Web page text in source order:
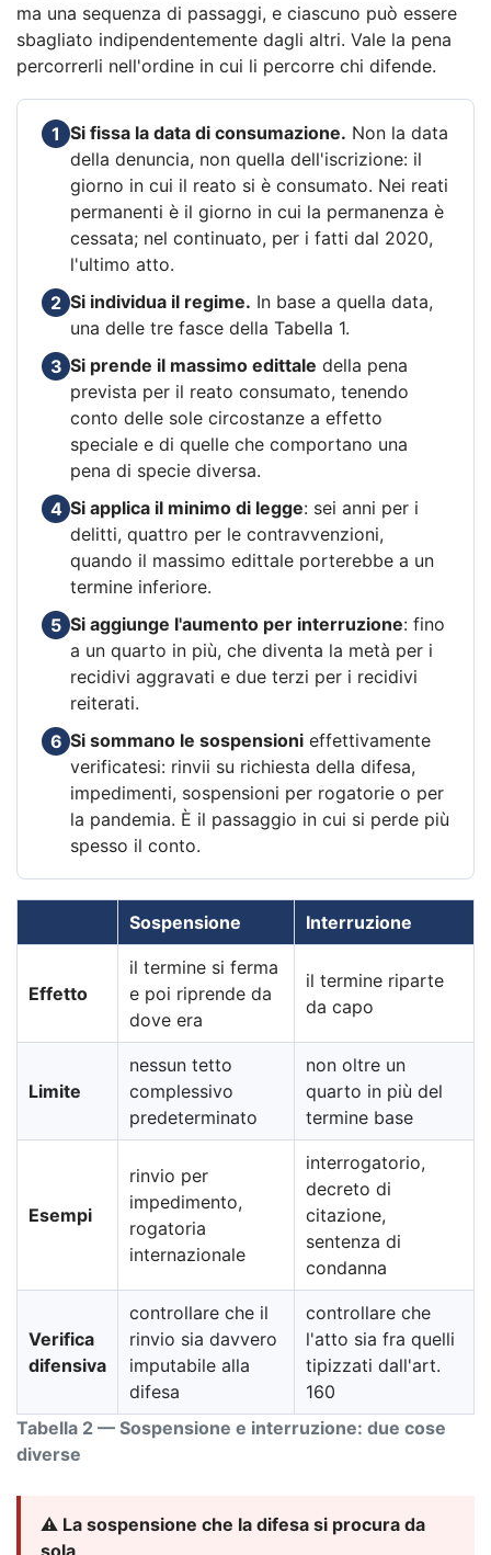
ma una sequenza di passaggi, e ciascuno può essere
sbagliato indipendentemente dagli altri. Vale la pena
percorrerli nell'ordine in cui li percorre chi difende.
1 Si fissa la data di consumazione. Non la data
della denuncia, non quella dell'iscrizione: il
giorno in cui il reato si è consumato. Nei reati
permanenti è il giorno in cui la permanenza è
cessata; nel continuato, per i fatti dal 2020,
l'ultimo atto.
2 Si individua il regime. In base a quella data,
una delle tre fasce della Tabella 1.
3 Si prende il massimo edittale della pena
prevista per il reato consumato, tenendo
conto delle sole circostanze a effetto
speciale e di quelle che comportano una
pena di specie diversa.
4 Si applica il minimo di legge: sei anni per i
delitti, quattro per le contravvenzioni,
quando il massimo edittale porterebbe a un
termine inferiore.
5 Si aggiunge l'aumento per interruzione: fino
a un quarto in più, che diventa la metà per i
recidivi aggravati e due terzi per i recidivi
reiterati.
6 Si sommano le sospensioni effettivamente
verificatesi: rinvii su richiesta della difesa,
impedimenti, sospensioni per rogatorie o per
la pandemia. È il passaggio in cui si perde più
spesso il conto.
Tabella 2 — Sospensione e interruzione: due cose
diverse
Sospensione Interruzione
Effetto
il termine si ferma
e poi riprende da
dove era
il termine riparte
da capo
Limite
nessun tetto
complessivo
predeterminato
non oltre un
quarto in più del
termine base
Esempi
rinvio per
impedimento,
rogatoria
internazionale
interrogatorio,
decreto di
citazione,
sentenza di
condanna
Verifica
difensiva
controllare che il
rinvio sia davvero
imputabile alla
difesa
controllare che
l'atto sia fra quelli
tipizzati dall'art.
160
⚠️ La sospensione che la difesa si procura da
sola